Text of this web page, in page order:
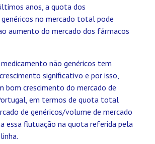
anos, a quota dos
no mercado total pode
aumento do mercado dos fármacos
medicamento não genéricos tem
significativo e por isso,
bom crescimento do mercado de
em termos de quota total
de genéricos/volume de mercado
essa flutuação na quota referida pela